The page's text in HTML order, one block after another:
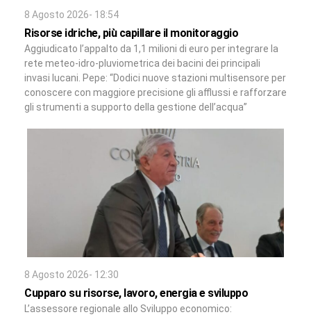
8 Agosto 2026- 18:54
Risorse idriche, più capillare il monitoraggio
Aggiudicato l’appalto da 1,1 milioni di euro per integrare la
rete meteo-idro-pluviometrica dei bacini dei principali
invasi lucani. Pepe: “Dodici nuove stazioni multisensore per
conoscere con maggiore precisione gli afflussi e rafforzare
gli strumenti a supporto della gestione dell’acqua”
8 Agosto 2026- 12:30
Cupparo su risorse, lavoro, energia e sviluppo
L’assessore regionale allo Sviluppo economico: